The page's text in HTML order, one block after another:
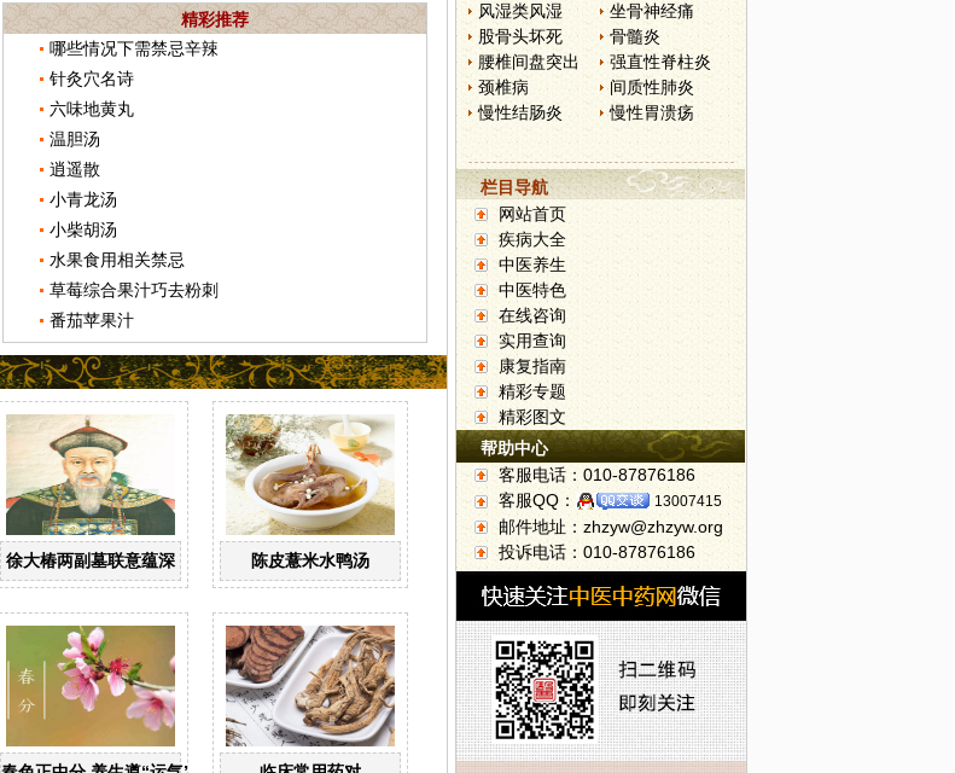
精彩推荐
哪些情况下需禁忌辛辣
针灸穴名诗
六味地黄丸
温胆汤
逍遥散
小青龙汤
小柴胡汤
水果食用相关禁忌
草莓综合果汁巧去粉刺
番茄苹果汁
徐大椿两副墓联意蕴深 陈皮薏米水鸭汤
风湿类风湿
坐骨神经痛
股骨头坏死
骨髓炎
腰椎间盘突出
强直性脊柱炎
颈椎病
间质性肺炎
慢性结肠炎
慢性胃溃疡
栏目导航
网站首页
疾病大全
中医养生
中医特色
在线咨询
实用查询
康复指南
精彩专题
精彩图文
帮助中心
客服电话：010-87876186
客服QQ：
13007415
邮件地址：zhzyw@zhzyw.org
投诉电话：010-87876186